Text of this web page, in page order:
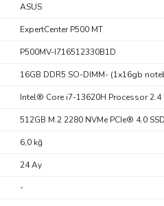
ASUS
ExpertCenter P500 MT
P500MV-I716512330B1D
16GB DDR5 SO-DIMM- (1x16gb
Intel® Core i7-13620H Processor 2.4
512GB M.2 2280 NVMe PCIe® 4.0 SSD
6,0 kğ
24 Ay
-